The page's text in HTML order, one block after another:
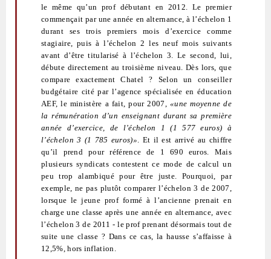
le même qu’un prof débutant en 2012. Le premier
commençait par une année en alternance, à l’échelon 1
durant ses trois premiers mois d’exercice comme
stagiaire, puis à l’échelon 2 les neuf mois suivants
avant d’être titularisé à l’échelon 3. Le second, lui,
débute directement au troisième niveau. Dès lors, que
compare exactement Chatel ? Selon un conseiller
budgétaire cité par l’agence spécialisée en éducation
AEF, le ministère a fait, pour 2007, «une moyenne de
la rémunération d’un enseignant durant sa première
année d’exercice, de l’échelon 1 (1 577 euros) à
l’échelon 3 (1 785 euros)». Et il est arrivé au chiffre
qu’il prend pour référence de 1 690 euros. Mais
plusieurs syndicats contestent ce mode de calcul un
peu trop alambiqué pour être juste. Pourquoi, par
exemple, ne pas plutôt comparer l’échelon 3 de 2007,
lorsque le jeune prof formé à l’ancienne prenait en
charge une classe après une année en alternance, avec
l’échelon 3 de 2011 - le prof prenant désormais tout de
suite une classe ? Dans ce cas, la hausse s’affaisse à
12,5%, hors inflation.